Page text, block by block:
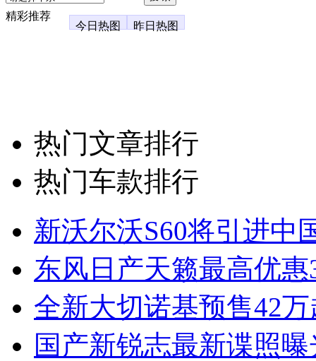
精彩推荐
今日热图
昨日热图
热门文章排行
热门车款排行
新沃尔沃S60将引进中
东风日产天籁最高优
全新大切诺基预售42
国产新锐志最新谍照